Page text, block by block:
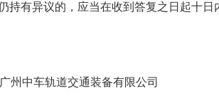
持有异议的，应当在收到答复之日起十
广州中车轨道交通装备有限公司